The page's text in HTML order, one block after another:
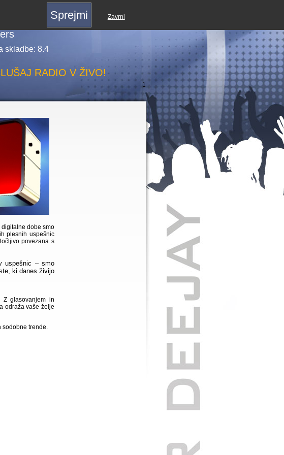
Sprejmi Zavrni
skladbe: 8.4
RADIO V ŽIVO!
1
dobe smo
plesnih uspešnic
povezana s
uspešnic – smo
ki danes živijo
Z glasovanjem in
odraža vaše želje
sodobne trende.